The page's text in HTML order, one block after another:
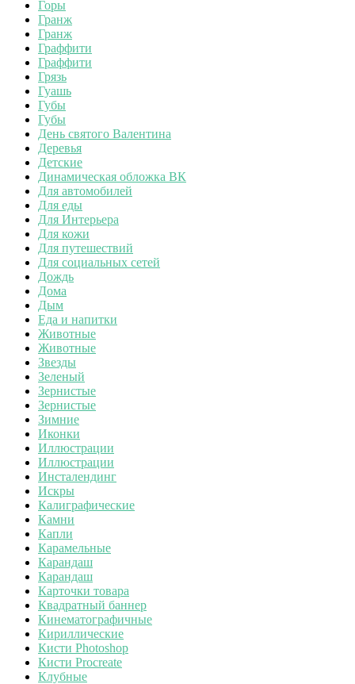
Горы
Гранж
Гранж
Граффити
Граффити
Грязь
Гуашь
Губы
Губы
День святого Валентина
Деревья
Детские
Динамическая обложка ВК
Для автомобилей
Для еды
Для Интерьера
Для кожи
Для путешествий
Для социальных сетей
Дождь
Дома
Дым
Еда и напитки
Животные
Животные
Звезды
Зеленый
Зернистые
Зернистые
Зимние
Иконки
Иллюстрации
Иллюстрации
Инсталендинг
Искры
Калиграфические
Камни
Капли
Карамельные
Карандаш
Карандаш
Карточки товара
Квадратный баннер
Кинематографичные
Кириллические
Кисти Photoshop
Кисти Procreate
Клубные